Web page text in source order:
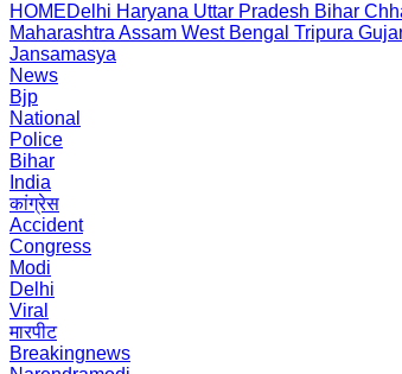
HOMEDelhi Haryana Uttar Pradesh Bihar
Maharashtra Assam West Bengal Tripura
Jansamasya
News
Bjp
National
Police
Bihar
India
कांग्रेस
Accident
Congress
Modi
Delhi
Viral
मारपीट
Breakingnews